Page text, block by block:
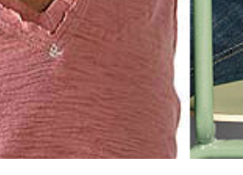
cómo la cosmética
va desde las
tu rutina diaria